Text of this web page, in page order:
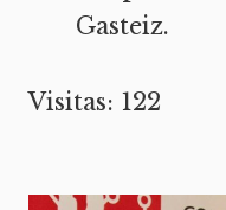
Gasteiz.
Visitas: 122